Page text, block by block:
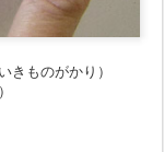
きものがかり）